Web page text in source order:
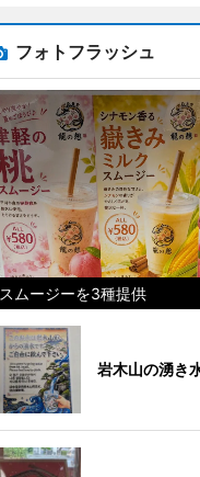
フォトフラッシュ
スムージーを3種提供
岩木山の湧き